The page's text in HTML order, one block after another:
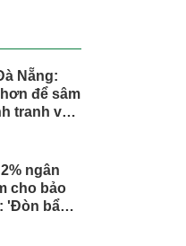
Nẵng:
để sâm
tranh với
ngân
cho bảo
'Đòn bẩy'